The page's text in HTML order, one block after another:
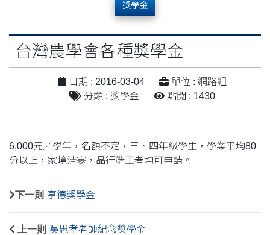
獎學金
台灣農學會各種獎學金
日期 : 2016-03-04
單位 : 網路組
分類 : 獎學金
點閱 : 1430
6,000元／學年，名額不定，三、四年級學生，學業平均80
分以上，家境清寒，品行端正者均可申請。
下一則 亨德獎學金
上一則 吳思孝老師紀念獎學金